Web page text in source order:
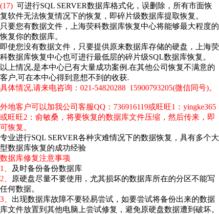
(17) 可进行SQL SERVER数据库格式化，误删除，所有市面恢
复软件无法恢复情况下的恢复，即碎片级数据库提取恢复。
只要您有数据文件，上海荧科数据库恢复中心将能够最大程度的
恢复你的数据库。
即使您没有数据文件，只要提供原来数据库存储的硬盘，上海荧
科数据库恢复中心也可进行最低层的碎片级SQL数据库恢复。
以上情况,是本中心已有大量成功案例.在其他公司恢复不满意的
客户,可在本中心得到意想不到的收获.
具体情况,请来电咨询：021-54820288 15900793205(微信同号)。
外地客户可以加我公司客服QQ：736916119或旺旺1：yingke365
或旺旺2：俞敏桑，将要恢复的数据库文件压缩，然后传来，即
可恢复。
专业进行SQL SERVER各种灾难情况下的数据恢复，具有多个大
型数据库恢复的成功经验
数据库修复注意事项
1、
及时备份备份数据库
2、
原硬盘尽量不要使用，尤其损坏的数据库所在的分区不能写
任何数据。
3、 出现数据库故障不要轻易尝试，如要尝试将备份出来的数据
库文件放置到其他电脑上尝试修复，避免原硬盘数据遭到破坏。